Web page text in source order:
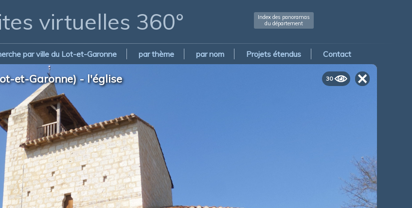
virtuelles 360°
Index des panoramas
du département
par ville du Lot-et-Garonne par thème par nom Projets étendus Contact
30
et-Garonne) - l'église